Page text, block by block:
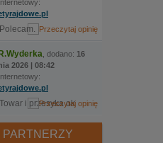
Polecam.
R.Wyderka , dodano: 16
2026 | 08:42
Towar i przesyka ok
PARTNERZY